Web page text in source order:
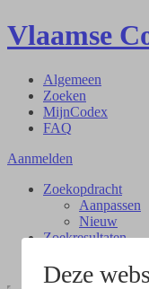
Deze
Vlaamse
Algemeen
Zoeken
MijnCodex
FAQ
Aanmelden
Zoekopdracht
Aanpassen
Nieuw
Zoekresultaten